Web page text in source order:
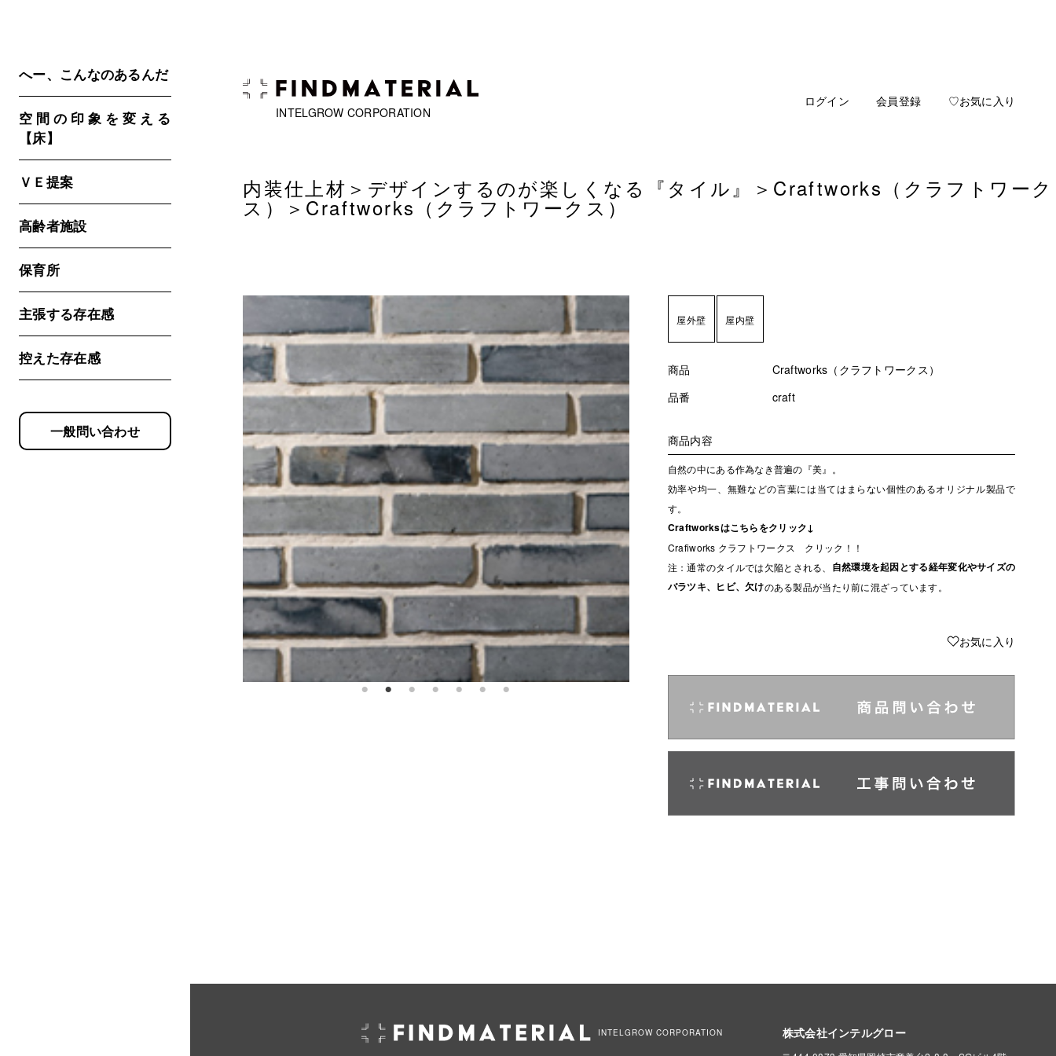
へー、こんなのあるんだ
空間の印象を変える
【床】
ＶＥ提案
高齢者施設
保育所
主張する存在感
控えた存在感
一般問い合わせ
INTELGROW CORPORATION
ログイン 会員登録 ♡お気に入り
内装仕上材＞ デザインするのが楽しくなる『タイル』 ＞ Craftworks（クラフトワーク
ス） ＞Craftworks（クラフトワークス）
屋外壁 屋内壁
商品
Craftworks（クラフトワークス）
品番
craft
商品内容
自然の中にある作為なき普遍の『美』。
効率や均一、無難などの言葉には当てはまらない個性のあるオリジナル製品で
す。
Craftworksはこちらをクリック↓
Crafiworks クラフトワークス クリック！！
注：通常のタイルでは欠陥とされる、 自然環境を起因とする経年変化やサイズの
バラツキ、ヒビ、欠けのある製品が当たり前に混ざっています。
♥お気に入り
INTELGROW CORPORATION 株式会社インテルグロー